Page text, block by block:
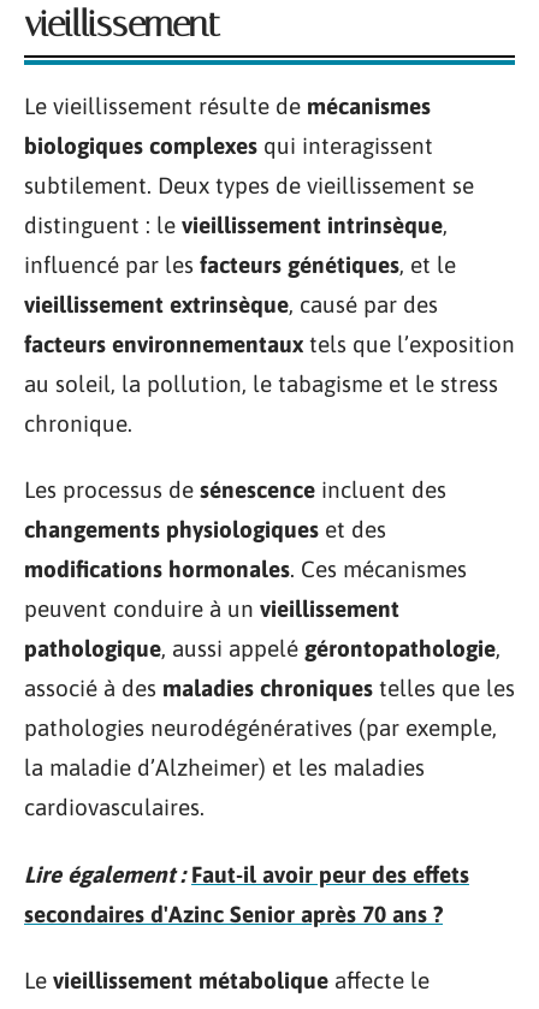
vieillissement
Le vieillissement résulte de mécanismes
biologiques complexes qui interagissent
subtilement. Deux types de vieillissement se
distinguent : le vieillissement intrinsèque,
influencé par les facteurs génétiques, et le
vieillissement extrinsèque, causé par des
facteurs environnementaux tels que l’exposition
au soleil, la pollution, le tabagisme et le stress
chronique.
Les processus de sénescence incluent des
changements physiologiques et des
modifications hormonales. Ces mécanismes
peuvent conduire à un vieillissement
pathologique, aussi appelé gérontopathologie,
associé à des maladies chroniques telles que les
pathologies neurodégénératives (par exemple,
la maladie d’Alzheimer) et les maladies
cardiovasculaires.
Lire également : Faut-il avoir peur des effets
secondaires d'Azinc Senior après 70 ans ?
Le vieillissement métabolique affecte le